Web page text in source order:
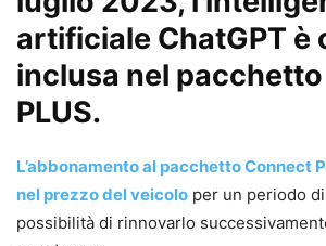
artificiale ChatGPT è
inclusa nel
PLUS.
L’abbonamento al pacchetto Connect
nel prezzo del veicolo per un periodo
possibilità di rinnovarlo